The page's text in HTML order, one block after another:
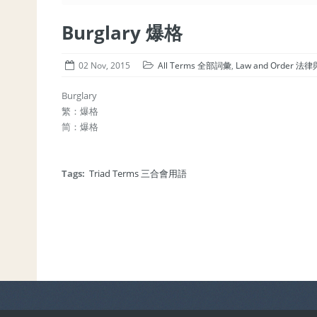
Burglary 爆格
02 Nov, 2015 All Terms 全部詞彙, Law and Order 法律
Burglary
繁：爆格
简：爆格
Tags: Triad Terms 三合會用語